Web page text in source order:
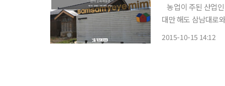
대만 해도 삼남대로
2015-10-15 14:12